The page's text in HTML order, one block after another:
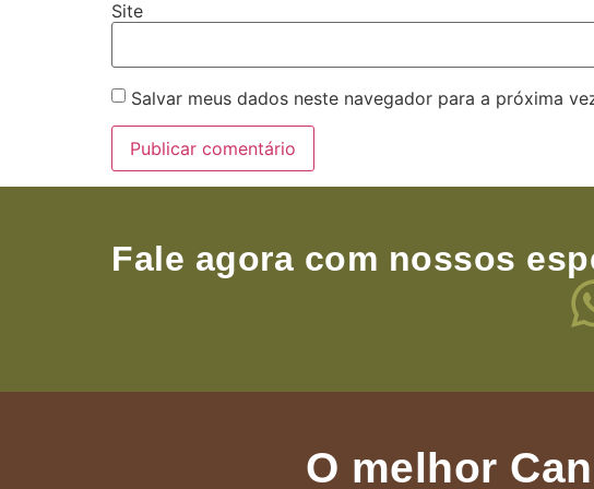
Site
Salvar meus dados neste navegador para a próxima
Fale agora com nossos
O melhor